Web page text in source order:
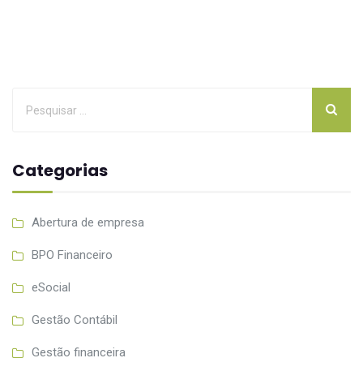
Categorias
Abertura de empresa
BPO Financeiro
eSocial
Gestão Contábil
Gestão financeira